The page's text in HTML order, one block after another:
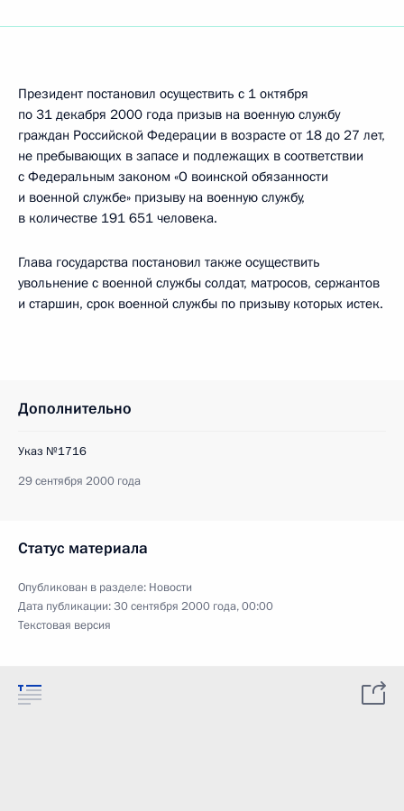
Президент постановил осуществить с 1 октября
по 31 декабря 2000 года призыв на военную службу
граждан Российской Федерации в возрасте от 18 до 27 лет,
не пребывающих в запасе и подлежащих в соответствии
с Федеральным законом «О воинской обязанности
и военной службе» призыву на военную службу,
в количестве 191 651 человека.
Глава государства постановил также осуществить
увольнение с военной службы солдат, матросов, сержантов
и старшин, срок военной службы по призыву которых истек.
Дополнительно
Указ №1716
29 сентября 2000 года
Статус материала
Опубликован в разделе: Новости
Дата публикации:30 сентября 2000 года, 00:00
Текстовая версия